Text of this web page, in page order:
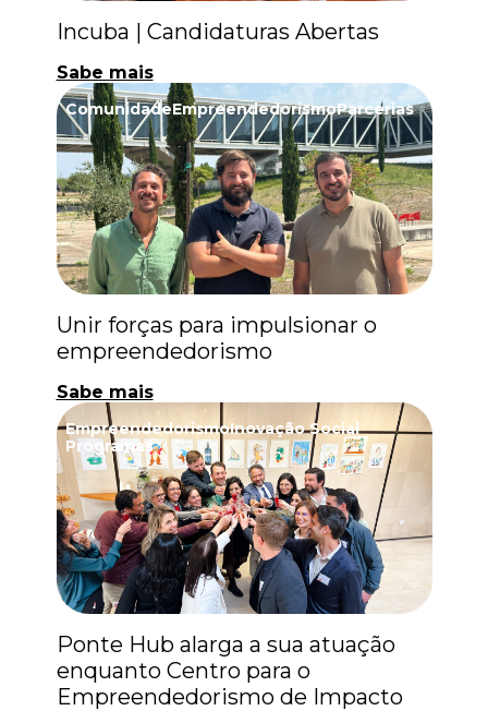
Incuba | Candidaturas Abertas
Sabe mais
ComunidadeEmpreendedorismoParcerias
Unir forças para impulsionar o
empreendedorismo
Sabe mais
EmpreendedorismoInovação Social
Programas
Ponte Hub alarga a sua atuação
enquanto Centro para o
Empreendedorismo de Impacto